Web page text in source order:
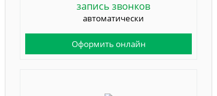
запись звонков
автоматически
Оформить онлайн